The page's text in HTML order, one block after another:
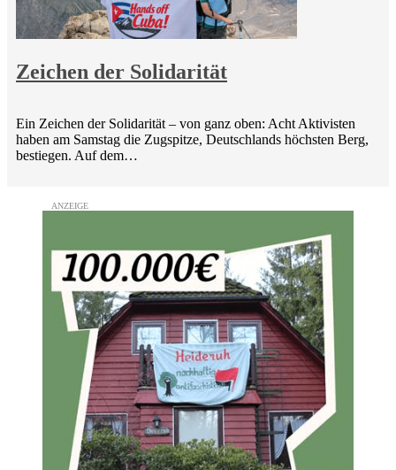
Zeichen der Solidarität
Ein Zeichen der Solidarität – von ganz oben: Acht Aktivisten
haben am Samstag die Zugspitze, Deutschlands höchsten Berg,
bestiegen. Auf dem…